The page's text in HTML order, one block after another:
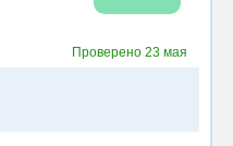
Проверено 23 мая